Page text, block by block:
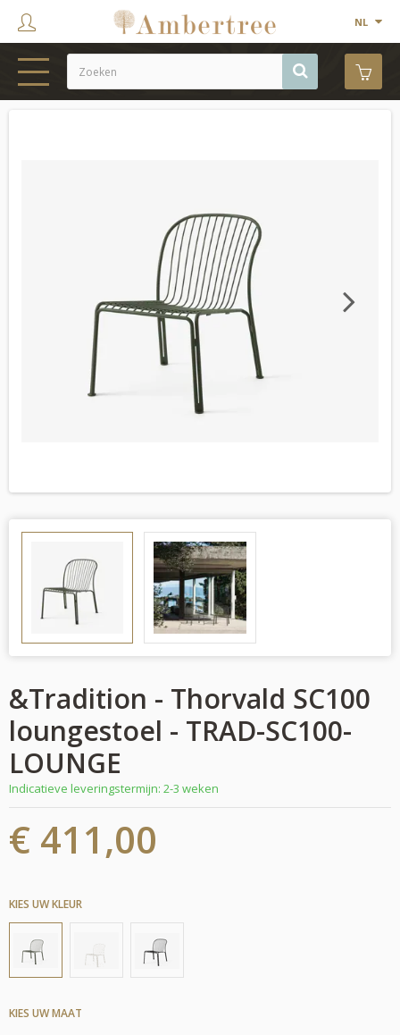
NL
&Tradition - Thorvald SC100
loungestoel - TRAD-SC100-
LOUNGE
Indicatieve leveringstermijn: 2-3 weken
€ 411,00
KIES UW KLEUR
KIES UW MAAT